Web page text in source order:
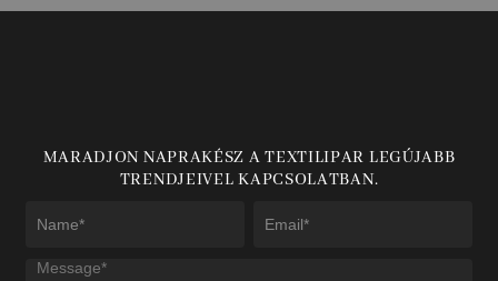
MARADJON NAPRAKÉSZ A TEXTILIPAR LEGÚJABB
TRENDJEIVEL KAPCSOLATBAN.